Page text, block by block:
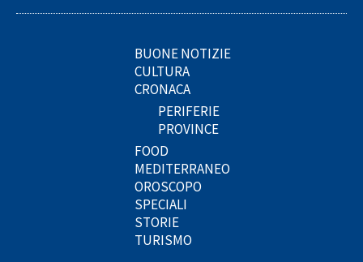
BUONE NOTIZIE
CULTURA
CRONACA
PERIFERIE
PROVINCE
FOOD
MEDITERRANEO
OROSCOPO
SPECIALI
STORIE
TURISMO